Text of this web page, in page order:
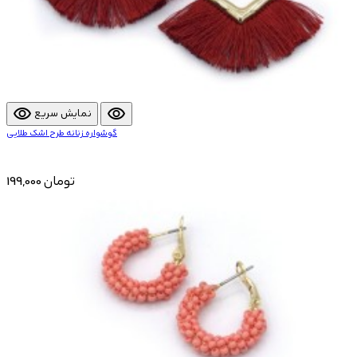
visibility نمایش سریع visibility
گوشواره زنانه طرح اشک طلایی
199,000 تومان